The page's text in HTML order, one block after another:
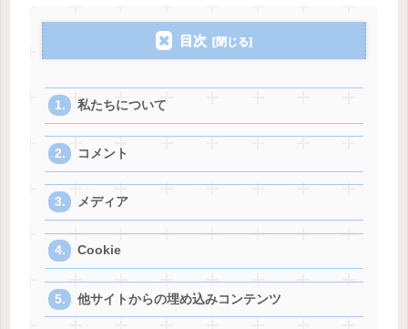
目次
私たちについて
コメント
メディア
Cookie
他サイトからの埋め込みコンテンツ